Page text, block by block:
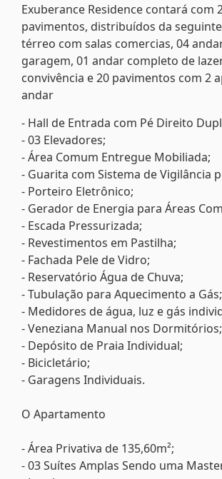
Exuberance Residence contará com
pavimentos, distribuídos da
térreo com salas comercias, 04
garagem, 01 andar completo de
convivência e 20 pavimentos com 2
andar
- Hall de Entrada com Pé Direito
- 03 Elevadores;
- Área Comum Entregue Mobiliada;
- Guarita com Sistema de Vigilância
- Porteiro Eletrônico;
- Gerador de Energia para Áreas
- Escada Pressurizada;
- Revestimentos em Pastilha;
- Fachada Pele de Vidro;
- Reservatório Água de Chuva;
- Tubulação para Aquecimento a Gás;
- Medidores de água, luz e gás
- Veneziana Manual nos Dormitórios;
- Depósito de Praia Individual;
- Bicicletário;
- Garagens Individuais.
O Apartamento
- Área Privativa de 135,60m²;
- 03 Suítes Amplas Sendo uma